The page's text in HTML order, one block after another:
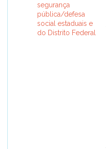
segurança
pública/defesa
social estaduais e
do Distrito Federal